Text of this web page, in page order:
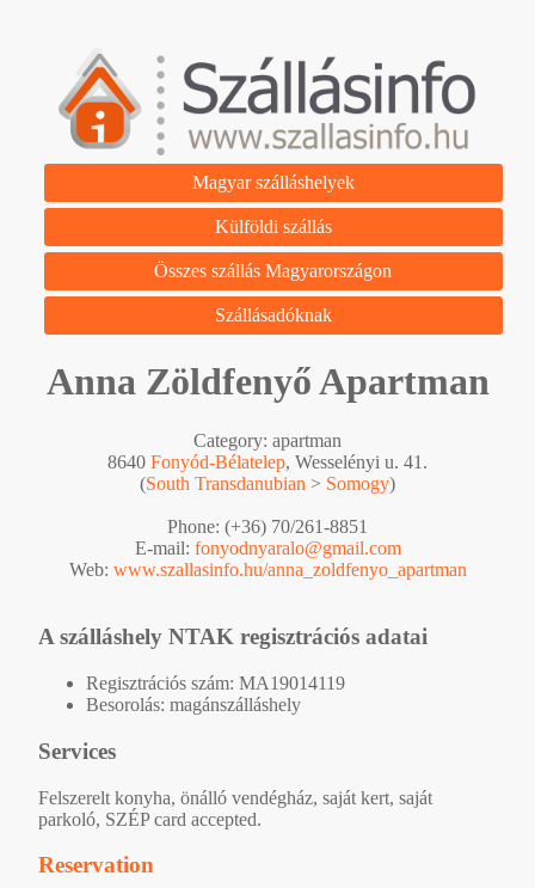
Magyar szálláshelyek
Külföldi szállás
Összes szállás Magyarországon
Szállásadóknak
Anna Zöldfenyő Apartman
Category: apartman
8640 Fonyód-Bélatelep, Wesselényi u. 41.
(South Transdanubian > Somogy)
Phone: (+36) 70/261-8851
E-mail: fonyodnyaralo@gmail.com
Web: www.szallasinfo.hu/anna_zoldfenyo_apartman
A szálláshely NTAK regisztrációs adatai
Regisztrációs szám: MA19014119
Besorolás: magánszálláshely
Services
Felszerelt konyha, önálló vendégház, saját kert, saját
parkoló, SZÉP card accepted.
Reservation